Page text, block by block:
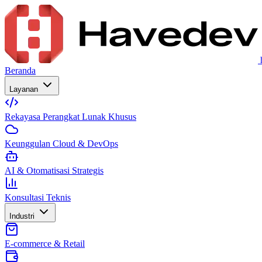
Beranda
Layanan
Rekayasa Perangkat Lunak Khusus
Keunggulan Cloud & DevOps
AI & Otomatisasi Strategis
Konsultasi Teknis
Industri
E-commerce & Retail